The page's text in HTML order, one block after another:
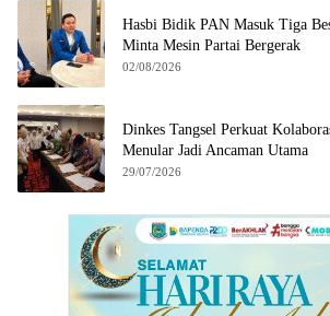
Hasbi Bidik PAN Masuk Tiga
Minta Mesin Partai Bergerak
02/08/2026
Dinkes Tangsel Perkuat
Menular Jadi Ancaman Utama
29/07/2026